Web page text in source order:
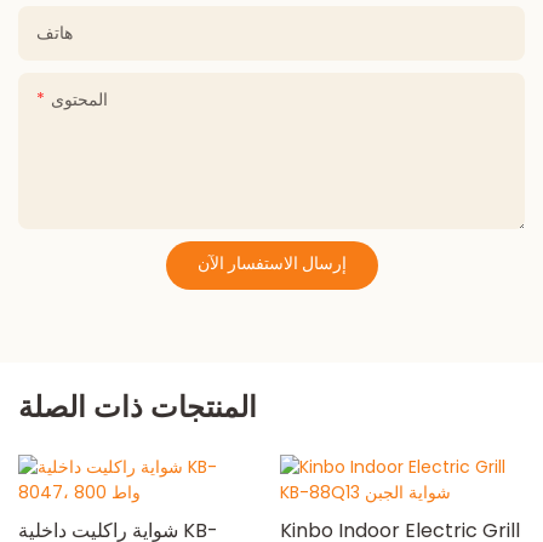
هاتف
المحتوى
إرسال الاستفسار الآن
المنتجات ذات الصلة
شواية راكليت داخلية KB- Kinbo Indoor Electric Grill